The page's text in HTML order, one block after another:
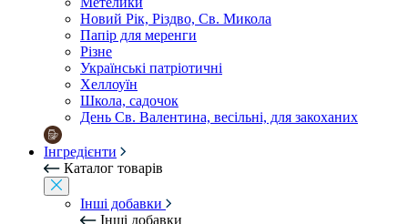
Новий Рік, Різдво, Св. Микола
Папір для меренги
Різне
Українські патріотичні
Хеллоуїн
Школа, садочок
День Св. Валентина, весільні, для закоханих
Інгредієнти
Каталог товарів
Інші добавки
Інші добавки